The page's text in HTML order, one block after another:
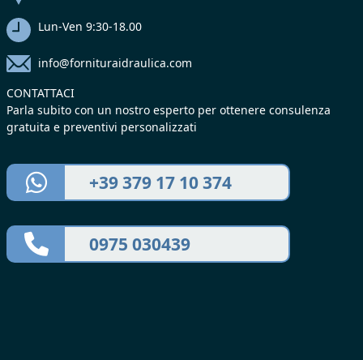
Lun-Ven 9:30-18.00
info@fornituraidraulica.com
CONTATTACI
Parla subito con un nostro esperto per ottenere consulenza
gratuita e preventivi personalizzati
+39 379 17 10 374
0975 030439